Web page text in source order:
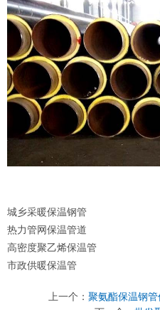
城乡采暖保温钢管
热力管网保温管道
高密度聚乙烯保温管
市政供暖保温管
上一个： 聚氨酯保温钢